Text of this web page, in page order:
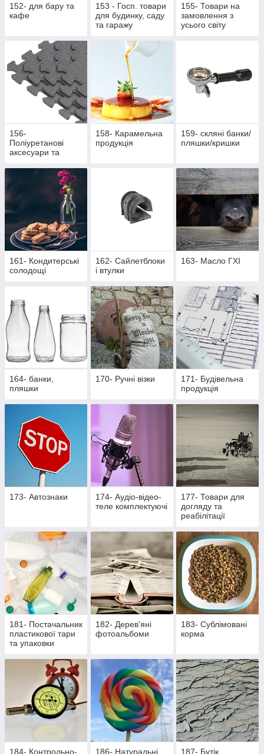
152- для бару та
кафе
153 - Госп. товари
для будинку, саду
та гаражу
155- Товари на
замовлення з
усього світу
156-
Поліуретанові
аксесуари та
158- Карамельна
продукція
159- скляні банки/
пляшки/кришки
161- Кондитерські
солодощі
162- Cайлетблоки
і втулки
163- Масло ГХІ
164- банки,
пляшки
170- Ручні візки
171- Будівельна
продукція
173- Автознаки
174- Аудіо-відео-
теле комплектуючі
177- Товари для
догляду та
реабілітації
активних пацієнтів
181- Постачальник
пластикової тари
та упаковки
182- Дерев'яні
фотоальбоми
183- Сублімовані
корма
184- Контрольно- 186- Натуральні 187- Бутік